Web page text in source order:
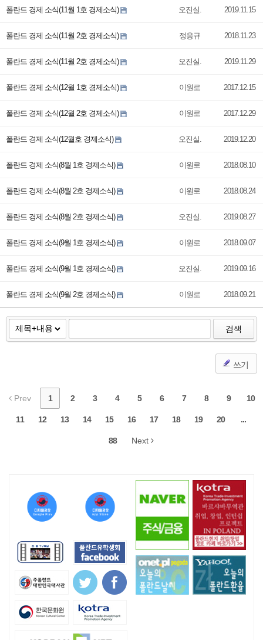
폴란드 경제 소식(11월 1호 경제소식) 오진실. 2019.11.15
폴란드 경제 소식(11월 2호 경제소식) 정응규 2018.11.23
폴란드 경제 소식(11월 2호 경제소식) 오진실. 2019.11.29
폴란드 경제 소식(12월 1호 경제소식) 이원로 2017.12.15
폴란드 경제 소식(12월 2호 경제소식) 이원로 2017.12.29
폴란드 경제 소식(12월호 경제소식) 오진실. 2019.12.20
폴란드 경제 소식(8월 1호 경제소식) 이원로 2018.08.10
폴란드 경제 소식(8월 2호 경제소식) 이원로 2018.08.24
폴란드 경제 소식(8월 2호 경제소식) 오진실. 2019.08.27
폴란드 경제 소식(9월 1호 경제소식) 이원로 2018.09.07
폴란드 경제 소식(9월 1호 경제소식) 오진실. 2019.09.16
폴란드 경제 소식(9월 2호 경제소식) 이원로 2018.09.21
검색
쓰기
Prev 1 2 3 4 5 6 7 8 9 10
11 12 13 14 15 16 17 18 19 20 ...
88 Next